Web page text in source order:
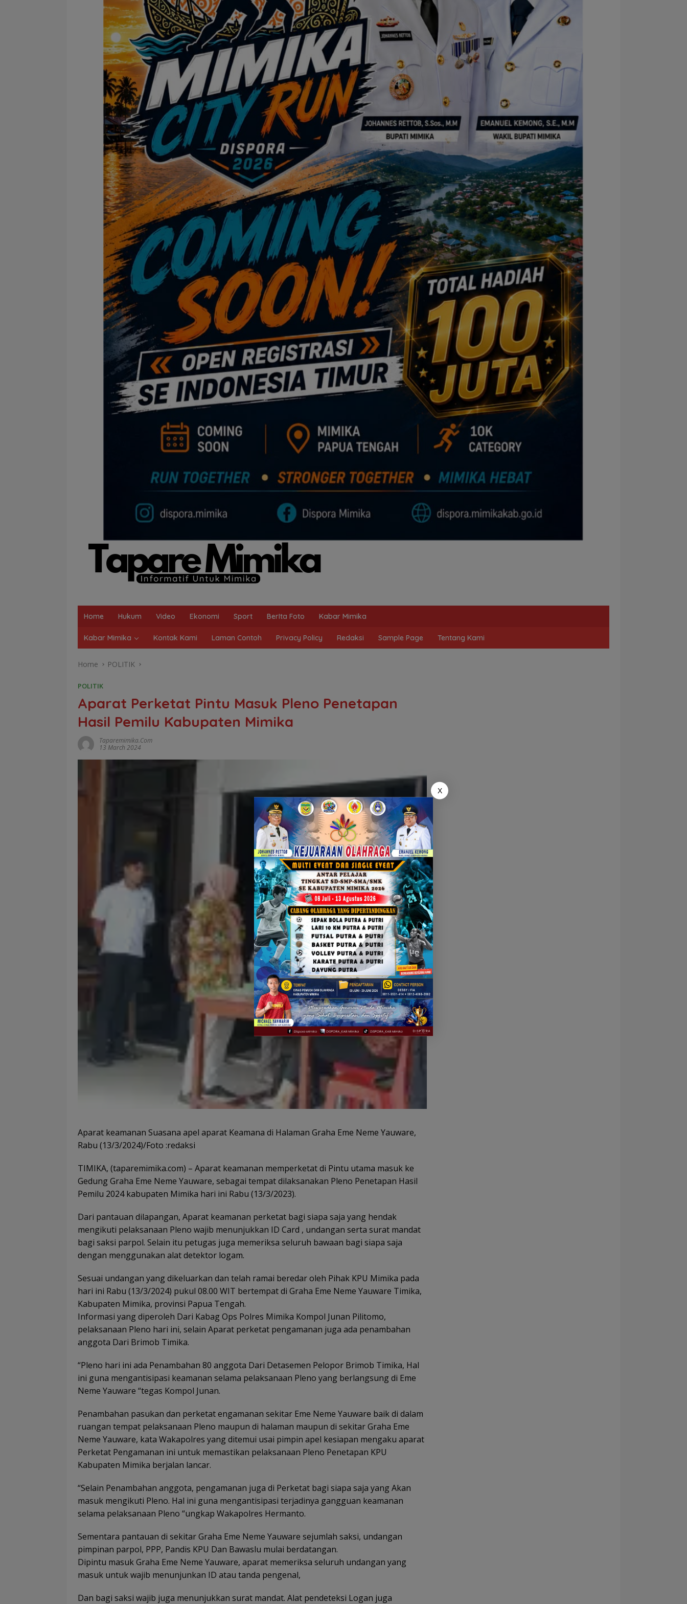
Home Hukum Video Ekonomi Sport BerIta Foto Kabar Mimika
Kabar Mimika Kontak Kami Laman Contoh Privacy Policy Redaksi Sample Page Tentang Kami
Home POLITIK
POLITIK
Aparat Perketat Pintu Masuk Pleno Penetapan
Hasil Pemilu Kabupaten Mimika
Taparemimika.com
13 March 2024
Aparat keamanan Suasana apel aparat Keamana di Halaman Graha Eme Neme Yauware,
Rabu (13/3/2024)/Foto :redaksi
TIMIKA, (taparemimika.com) – Aparat keamanan memperketat di Pintu utama masuk ke
Gedung Graha Eme Neme Yauware, sebagai tempat dilaksanakan Pleno Penetapan Hasil
Pemilu 2024 kabupaten Mimika hari ini Rabu (13/3/2023).
Dari pantauan dilapangan, Aparat keamanan perketat bagi siapa saja yang hendak
mengikuti pelaksanaan Pleno wajib menunjukkan ID Card , undangan serta surat mandat
bagi saksi parpol. Selain itu petugas juga memeriksa seluruh bawaan bagi siapa saja
dengan menggunakan alat detektor logam.
Sesuai undangan yang dikeluarkan dan telah ramai beredar oleh Pihak KPU Mimika pada
hari ini Rabu (13/3/2024) pukul 08.00 WIT bertempat di Graha Eme Neme Yauware Timika,
Kabupaten Mimika, provinsi Papua Tengah.
Informasi yang diperoleh Dari Kabag Ops Polres Mimika Kompol Junan Pilitomo,
pelaksanaan Pleno hari ini, selain Aparat perketat pengamanan juga ada penambahan
anggota Dari Brimob Timika.
“Pleno hari ini ada Penambahan 80 anggota Dari Detasemen Pelopor Brimob Timika, Hal
ini guna mengantisipasi keamanan selama pelaksanaan Pleno yang berlangsung di Eme
Neme Yauware “tegas Kompol Junan.
Penambahan pasukan dan perketat engamanan sekitar Eme Neme Yauware baik di dalam
ruangan tempat pelaksanaan Pleno maupun di halaman maupun di sekitar Graha Eme
Neme Yauware, kata Wakapolres yang ditemui usai pimpin apel kesiapan mengaku aparat
Perketat Pengamanan ini untuk memastikan pelaksanaan Pleno Penetapan KPU
Kabupaten Mimika berjalan lancar.
“Selain Penambahan anggota, pengamanan juga di Perketat bagi siapa saja yang Akan
masuk mengikuti Pleno. Hal ini guna mengantisipasi terjadinya gangguan keamanan
selama pelaksanaan Pleno “ungkap Wakapolres Hermanto.
Sementara pantauan di sekitar Graha Eme Neme Yauware sejumlah saksi, undangan
pimpinan parpol, PPP, Pandis KPU Dan Bawaslu mulai berdatangan.
Dipintu masuk Graha Eme Neme Yauware, aparat memeriksa seluruh undangan yang
masuk untuk wajib menunjunkan ID atau tanda pengenal,
Dan bagi saksi wajib juga menunjukkan surat mandat. Alat pendeteksi Logan juga
X